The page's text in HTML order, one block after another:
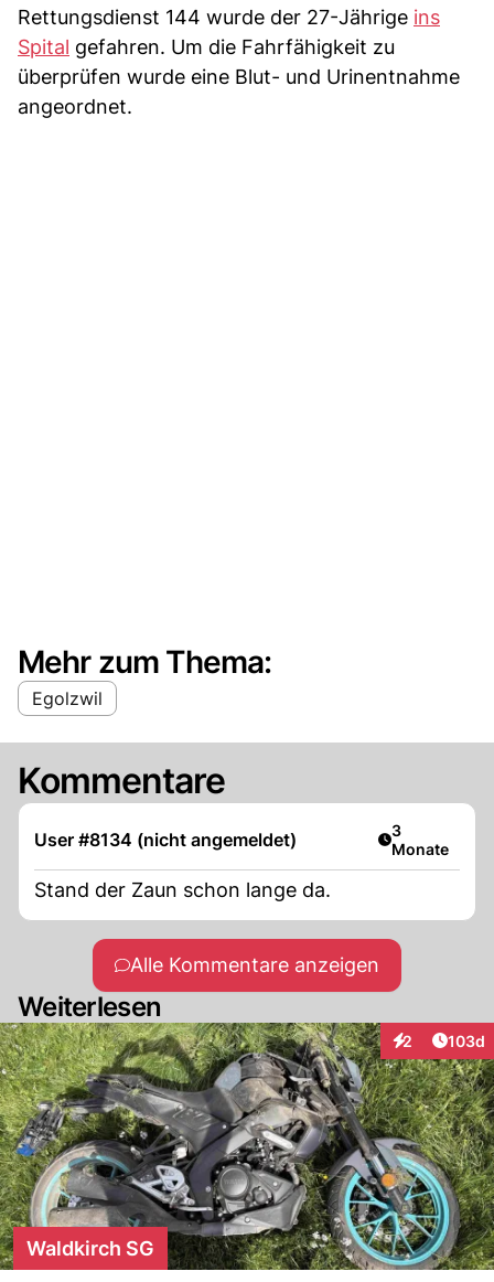
Rettungsdienst 144 wurde der 27-Jährige ins
Spital gefahren. Um die Fahrfähigkeit zu
überprüfen wurde eine Blut- und Urinentnahme
angeordnet.
Mehr zum Thema:
Egolzwil
Kommentare
User #8134 (nicht angemeldet) Artikel
3
Monate
Stand der Zaun schon lange da.
Alle Kommentare anzeigen
Weiterlesen
2
Interaktionen
103d
Waldkirch SG